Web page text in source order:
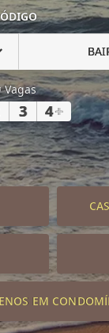
Vagas
3 4+
EM